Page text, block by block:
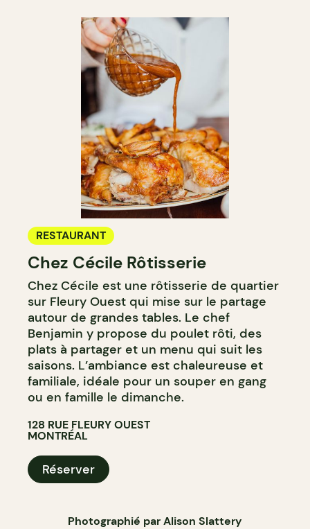
RESTAURANT
Chez Cécile Rôtisserie
Chez Cécile est une rôtisserie de quartier
sur Fleury Ouest qui mise sur le partage
autour de grandes tables. Le chef
Benjamin y propose du poulet rôti, des
plats à partager et un menu qui suit les
saisons. L’ambiance est chaleureuse et
familiale, idéale pour un souper en gang
ou en famille le dimanche.
128 RUE FLEURY OUEST
MONTRÉAL
Réserver
Photographié par Alison Slattery